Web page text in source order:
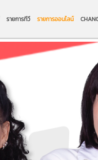
รายการทีวี รายการออนไลน์